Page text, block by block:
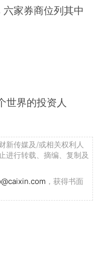
家券商位列其中
世界的投资人
新传媒及/或相关权利人
进行转载、摘编、复制及
，获得书面